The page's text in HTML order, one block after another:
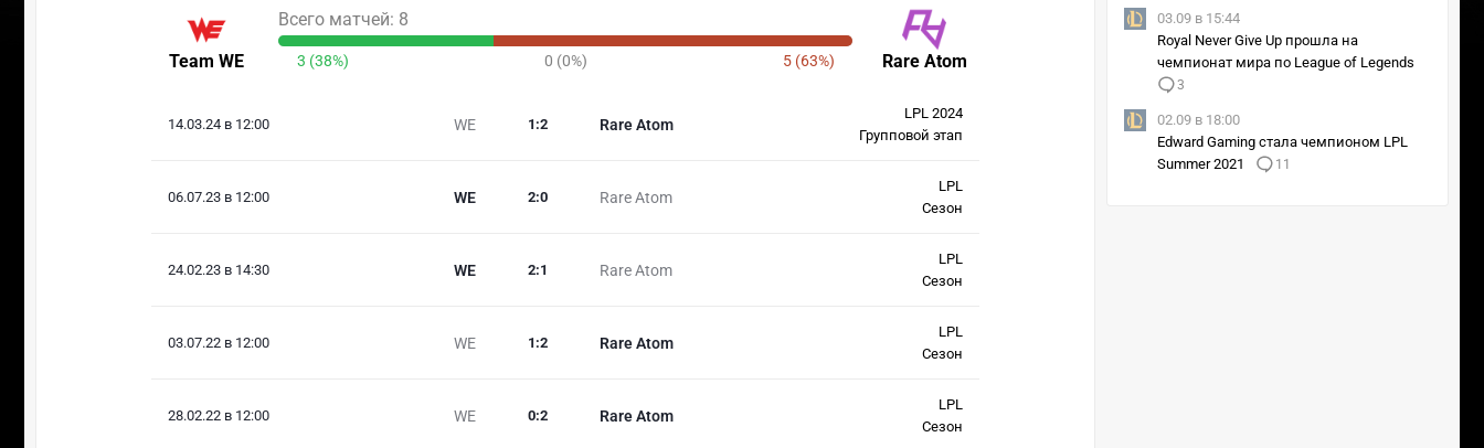
Team WE Rare Atom
Всего матчей: 8
3 (38%) 0 (0%) 5 (63%)
14.03.24 в 12:00 WE Rare Atom
1 :2
LPL 2024
Групповой этап
06.07.23 в 12:00 WE Rare Atom
2:0
LPL
Сезон
24.02.23 в 14:30 WE Rare Atom
2:1
LPL
Сезон
03.07.22 в 12:00 WE Rare Atom
1 :2
LPL
Сезон
28.02.22 в 12:00 WE Rare Atom
0:2
LPL
Сезон
03.09 в 15:44
Royal Never Give Up прошла на
чемпионат мира по League of Legends
3
02.09 в 18:00
Edward Gaming стала чемпионом LPL
Summer 2021
11